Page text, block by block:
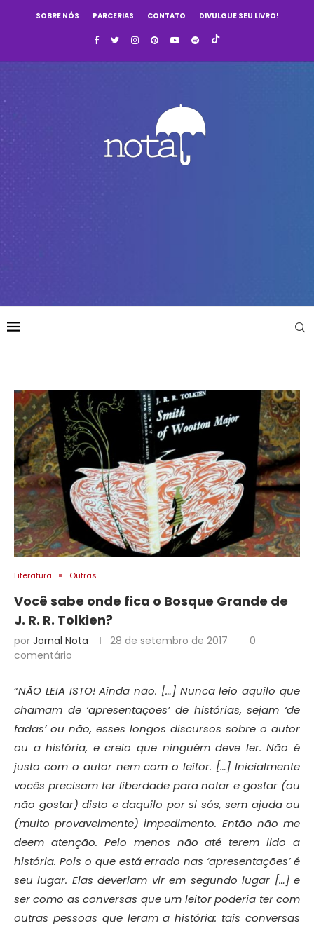
SOBRE NÓS PARCERIAS CONTATO DIVULGUE SEU LIVRO!
Literatura Outras
Você sabe onde fica o Bosque Grande de
J. R. R. Tolkien?
por Jornal Nota 28 de setembro de 2017
0
comentário
“NÃO LEIA ISTO! Ainda não. […] Nunca leio aquilo que
chamam de ‘apresentações’ de histórias, sejam ‘de
fadas’ ou não, esses longos discursos sobre o autor
ou a história, e creio que ninguém deve ler. Não é
justo com o autor nem com o leitor. […] Inicialmente
vocês precisam ter liberdade para notar e gostar (ou
não gostar) disto e daquilo por si sós, sem ajuda ou
(muito provavelmente) impedimento. Então não me
deem atenção. Pelo menos não até terem lido a
história. Pois o que está errado nas ‘apresentações’ é
seu lugar. Elas deveriam vir em segundo lugar […] e
ser como as conversas que um leitor poderia ter com
outras pessoas que leram a história: tais conversas